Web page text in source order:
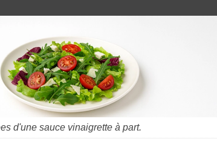
d'une sauce vinaigrette à part.